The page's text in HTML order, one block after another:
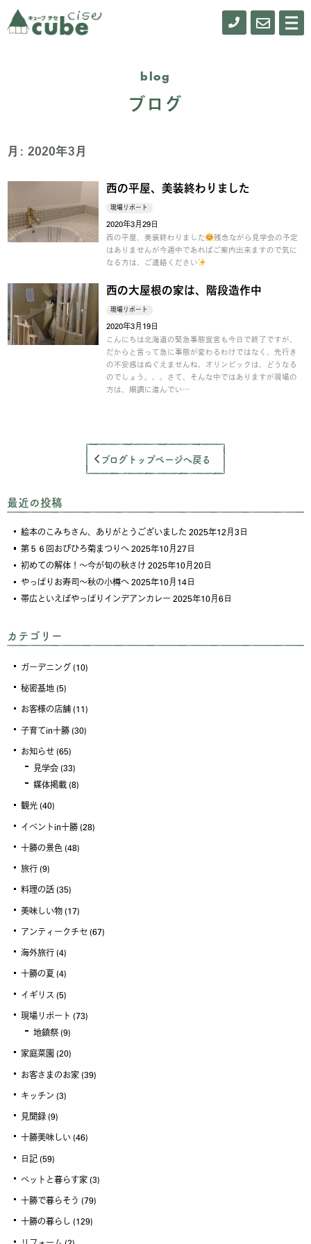
メ
ニ
0155- お
blog
ブログ
月: 2020年3月
西の平屋、美装終わりました
現場リポート
2020年3月29日
西の平屋、美装終わりました
残念ながら見学会の予定
はありませんが今週中であればご案内出来ますので気に
なる方は、ご連絡ください
西の大屋根の家は、階段造作中
現場リポート
2020年3月19日
こんにちは北海道の緊急事態宣言も今日で終了ですが、
だからと言って急に事態が変わるわけではなく、先行き
の不安感はぬぐえませんね。オリンピックは、どうなる
のでしょう。。。さて、そんな中ではありますが現場の
方は、順調に進んでい…
ブログトップページへ戻る
最近の投稿
絵本のこみちさん、ありがとうございました 2025年12月3日
第５６回おびひろ菊まつりへ2025年10月27日
初めての解体！～今が旬の秋さけ2025年10月20日
やっぱりお寿司～秋の小樽へ2025年10月14日
帯広といえばやっぱりインデアンカレー2025年10月6日
カテゴリー
ガーデニング (10)
秘密基地 (5)
お客様の店舗 (11)
子育てin十勝 (30)
お知らせ (65)
見学会 (33)
媒体掲載 (8)
観光 (40)
イベントin十勝 (28)
十勝の景色 (48)
旅行 (9)
料理の話 (35)
美味しい物 (17)
アンティークチセ (67)
海外旅行 (4)
十勝の夏 (4)
イギリス (5)
現場リポート (73)
地鎮祭 (9)
家庭菜園 (20)
お客さまのお家 (39)
キッチン (3)
見聞録 (9)
十勝美味しい (46)
日記 (59)
ペットと暮らす家 (3)
十勝で暮らそう (79)
十勝の暮らし (129)